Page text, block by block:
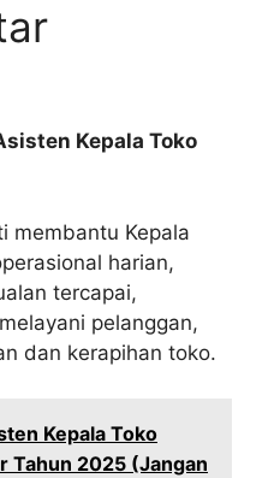
Kepala Toko
membantu Kepala
harian,
tercapai,
pelanggan,
dan kerapihan toko.
Kepala Toko
Tahun 2025 (Jangan